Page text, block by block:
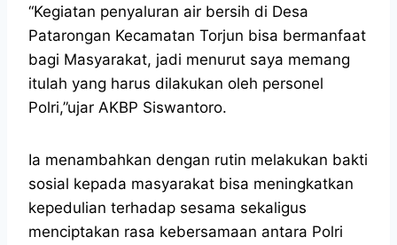
“Kegiatan penyaluran air bersih di Desa
Patarongan Kecamatan Torjun bisa bermanfaat
bagi Masyarakat, jadi menurut saya memang
itulah yang harus dilakukan oleh personel
Polri,”ujar AKBP Siswantoro.
Ia menambahkan dengan rutin melakukan bakti
sosial kepada masyarakat bisa meningkatkan
kepedulian terhadap sesama sekaligus
menciptakan rasa kebersamaan antara Polri